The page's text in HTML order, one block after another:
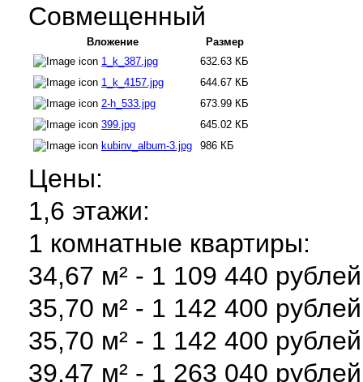
Совмещенный
Вложение
Размер
1_k_387.jpg
632.63 КБ
1_k_4157.jpg
644.67 КБ
2-h_533.jpg
673.99 КБ
399.jpg
645.02 КБ
kubinv_album-3.jpg
986 КБ
Цены:
1,6 этажи:
1 комнатные квартиры:
34,67 м² - 1 109 440 рублей
35,70 м² - 1 142 400
35,70 м² - 1 142 400 рублей
39,47 м² - 1 263 040 рублей